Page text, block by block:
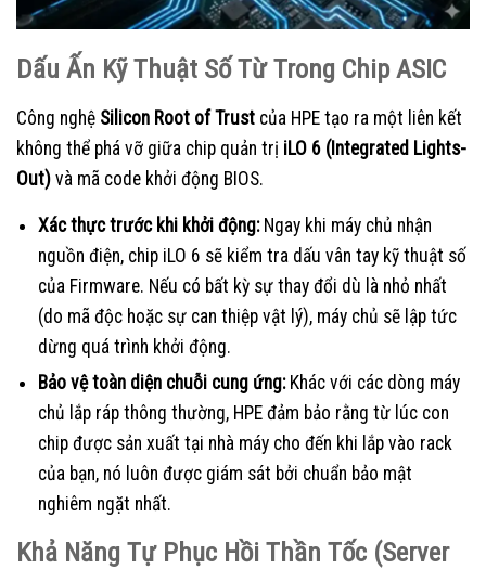
Dấu Ấn Kỹ Thuật Số Từ Trong Chip ASIC
Công nghệ Silicon Root of Trust của HPE tạo ra một liên kết
không thể phá vỡ giữa chip quản trị iLO 6 (Integrated Lights-
Out) và mã code khởi động BIOS.
Xác thực trước khi khởi động:Ngay khi máy chủ nhận
nguồn điện, chip iLO 6 sẽ kiểm tra dấu vân tay kỹ thuật số
của Firmware. Nếu có bất kỳ sự thay đổi dù là nhỏ nhất
(do mã độc hoặc sự can thiệp vật lý), máy chủ sẽ lập tức
dừng quá trình khởi động.
Bảo vệ toàn diện chuỗi cung ứng:Khác với các dòng máy
chủ lắp ráp thông thường, HPE đảm bảo rằng từ lúc con
chip được sản xuất tại nhà máy cho đến khi lắp vào rack
của bạn, nó luôn được giám sát bởi chuẩn bảo mật
nghiêm ngặt nhất.
Khả Năng Tự Phục Hồi Thần Tốc (Server